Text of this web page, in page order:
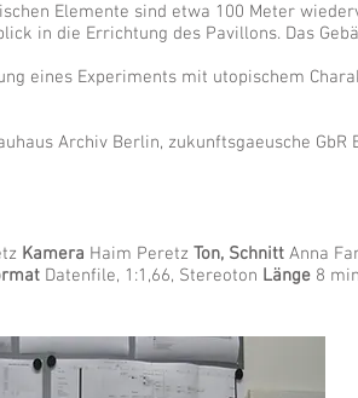
Elemente sind etwa 100 Meter
in die Errichtung des Pavillons. Das
eines Experiments mit utopischem
Archiv Berlin, zukunftsgaeusche GbR
Kamera Haim Peretz Ton, Schnitt Anna
Datenfile, 1:1,66, Stereoton Länge 8